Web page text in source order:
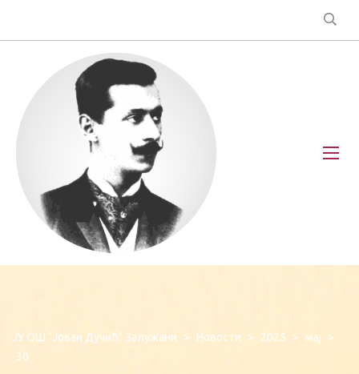
ЈУ ОШ "Јован Дучић" Залужани > Новости > 2025 > мај
>
30